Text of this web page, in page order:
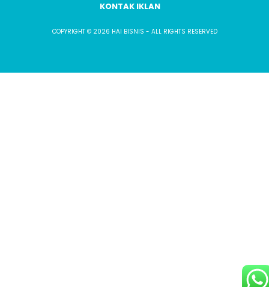
KONTAK IKLAN
COPYRIGHT © 2026 HAI BISNIS - ALL RIGHTS RESERVED